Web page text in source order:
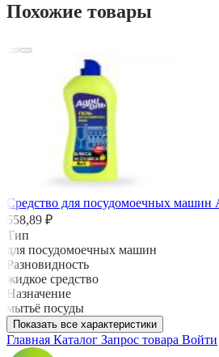
Похожие товары
Средство для посудомоечных машин
558,89 ₽
Тип
для посудомоечных машин
Разновидность
жидкое средство
Назначение
мытьё посуды
Показать все характеристики
Главная Каталог Запрос товара Войти